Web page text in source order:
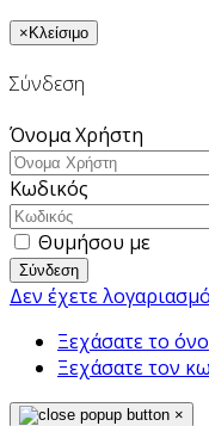
× Κλείσιμο
Σύνδεση
Όνομα Χρήστη
Κωδικός
Θυμήσου με
Σύνδεση
Δεν έχετε
Ξεχάσατε το
Ξεχάσατε τον
×